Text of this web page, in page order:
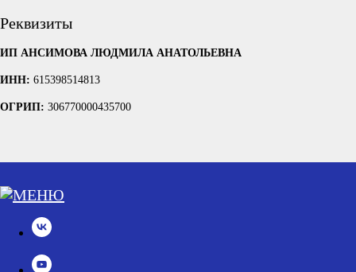
Реквизиты
ИП АНСИМОВА ЛЮДМИЛА АНАТОЛЬЕВНА
ИНН: 615398514813
ОГРИП: 306770000435700